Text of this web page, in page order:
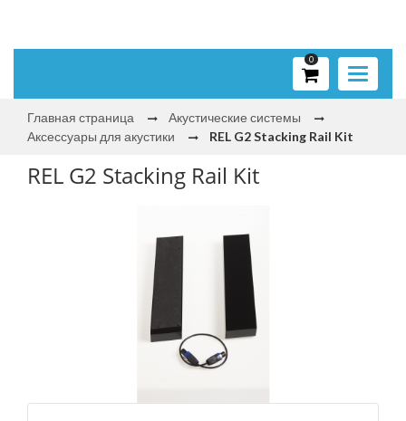
Toggle
0
Главная страница
Акустические системы
Аксессуары для акустики
REL G2 Stacking Rail Kit
REL G2 Stacking Rail Kit